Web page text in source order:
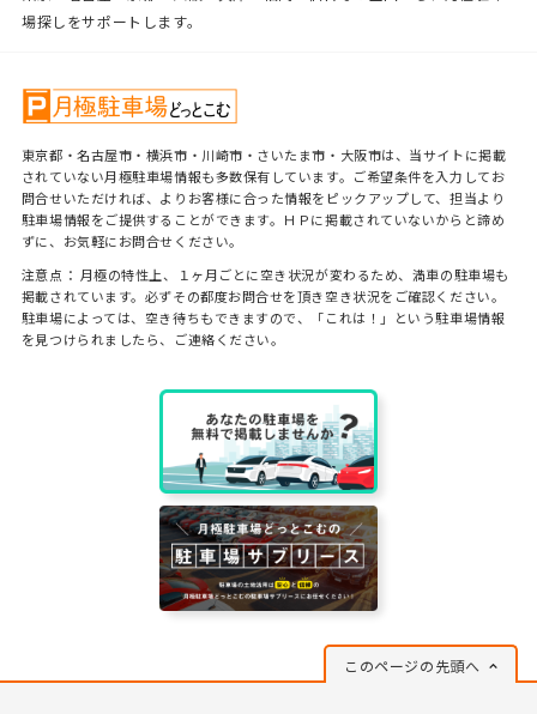
場探しをサポートします。
東京都・名古屋市・横浜市・川崎市・さいたま市・大阪市は、当サイトに掲載
されていない月極駐車場情報も多数保有しています。ご希望条件を入力してお
問合せいただければ、よりお客様に合った情報をピックアップして、担当より
駐車場情報をご提供することができます。ＨＰに掲載されていないからと諦め
ずに、お気軽にお問合せください。
注意点： 月極の特性上、１ヶ月ごとに空き状況が変わるため、満車の駐車場も
掲載されています。必ずその都度お問合せを頂き空き状況をご確認ください。
駐車場によっては、空き待ちもできますので、「これは！」という駐車場情報
を見つけられましたら、ご連絡ください。
このページの先頭へ